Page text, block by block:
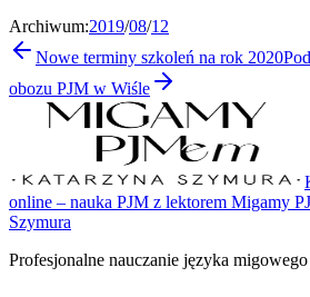
Archiwum:2019/08/12
Nowe terminy szkoleń na rok 2020
obozu PJM w Wiśle
online – nauka PJM z lektorem Migamy
Szymura
Profesjonalne nauczanie języka